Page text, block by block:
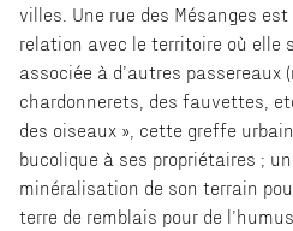
villes. Une rue des Mésanges
relation avec le territoire où elle
associée à d’autres passereaux
chardonnerets, des fauvettes,
des oiseaux », cette greffe
bucolique à ses propriétaires ;
minéralisation de son terrain
terre de remblais pour de